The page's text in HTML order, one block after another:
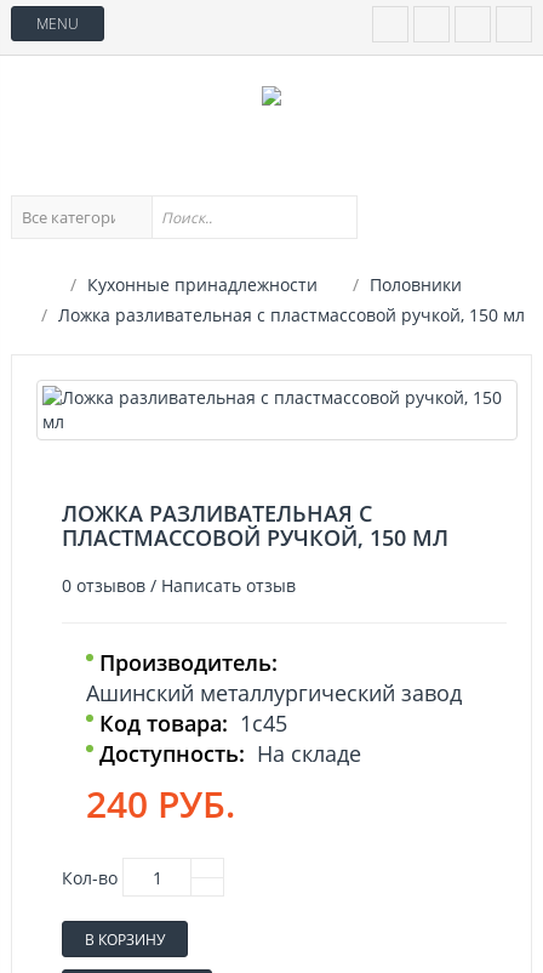
MENU
Кухонные принадлежности
Половники
Ложка разливательная с пластмассовой ручкой, 150 мл
ЛОЖКА РАЗЛИВАТЕЛЬНАЯ С
ПЛАСТМАССОВОЙ РУЧКОЙ, 150 МЛ
0 отзывов / Написать отзыв
Производитель:
Ашинский металлургический завод
Код товара: 1с45
Доступность: На складе
240 РУБ.
Кол-во
В КОРЗИНУ